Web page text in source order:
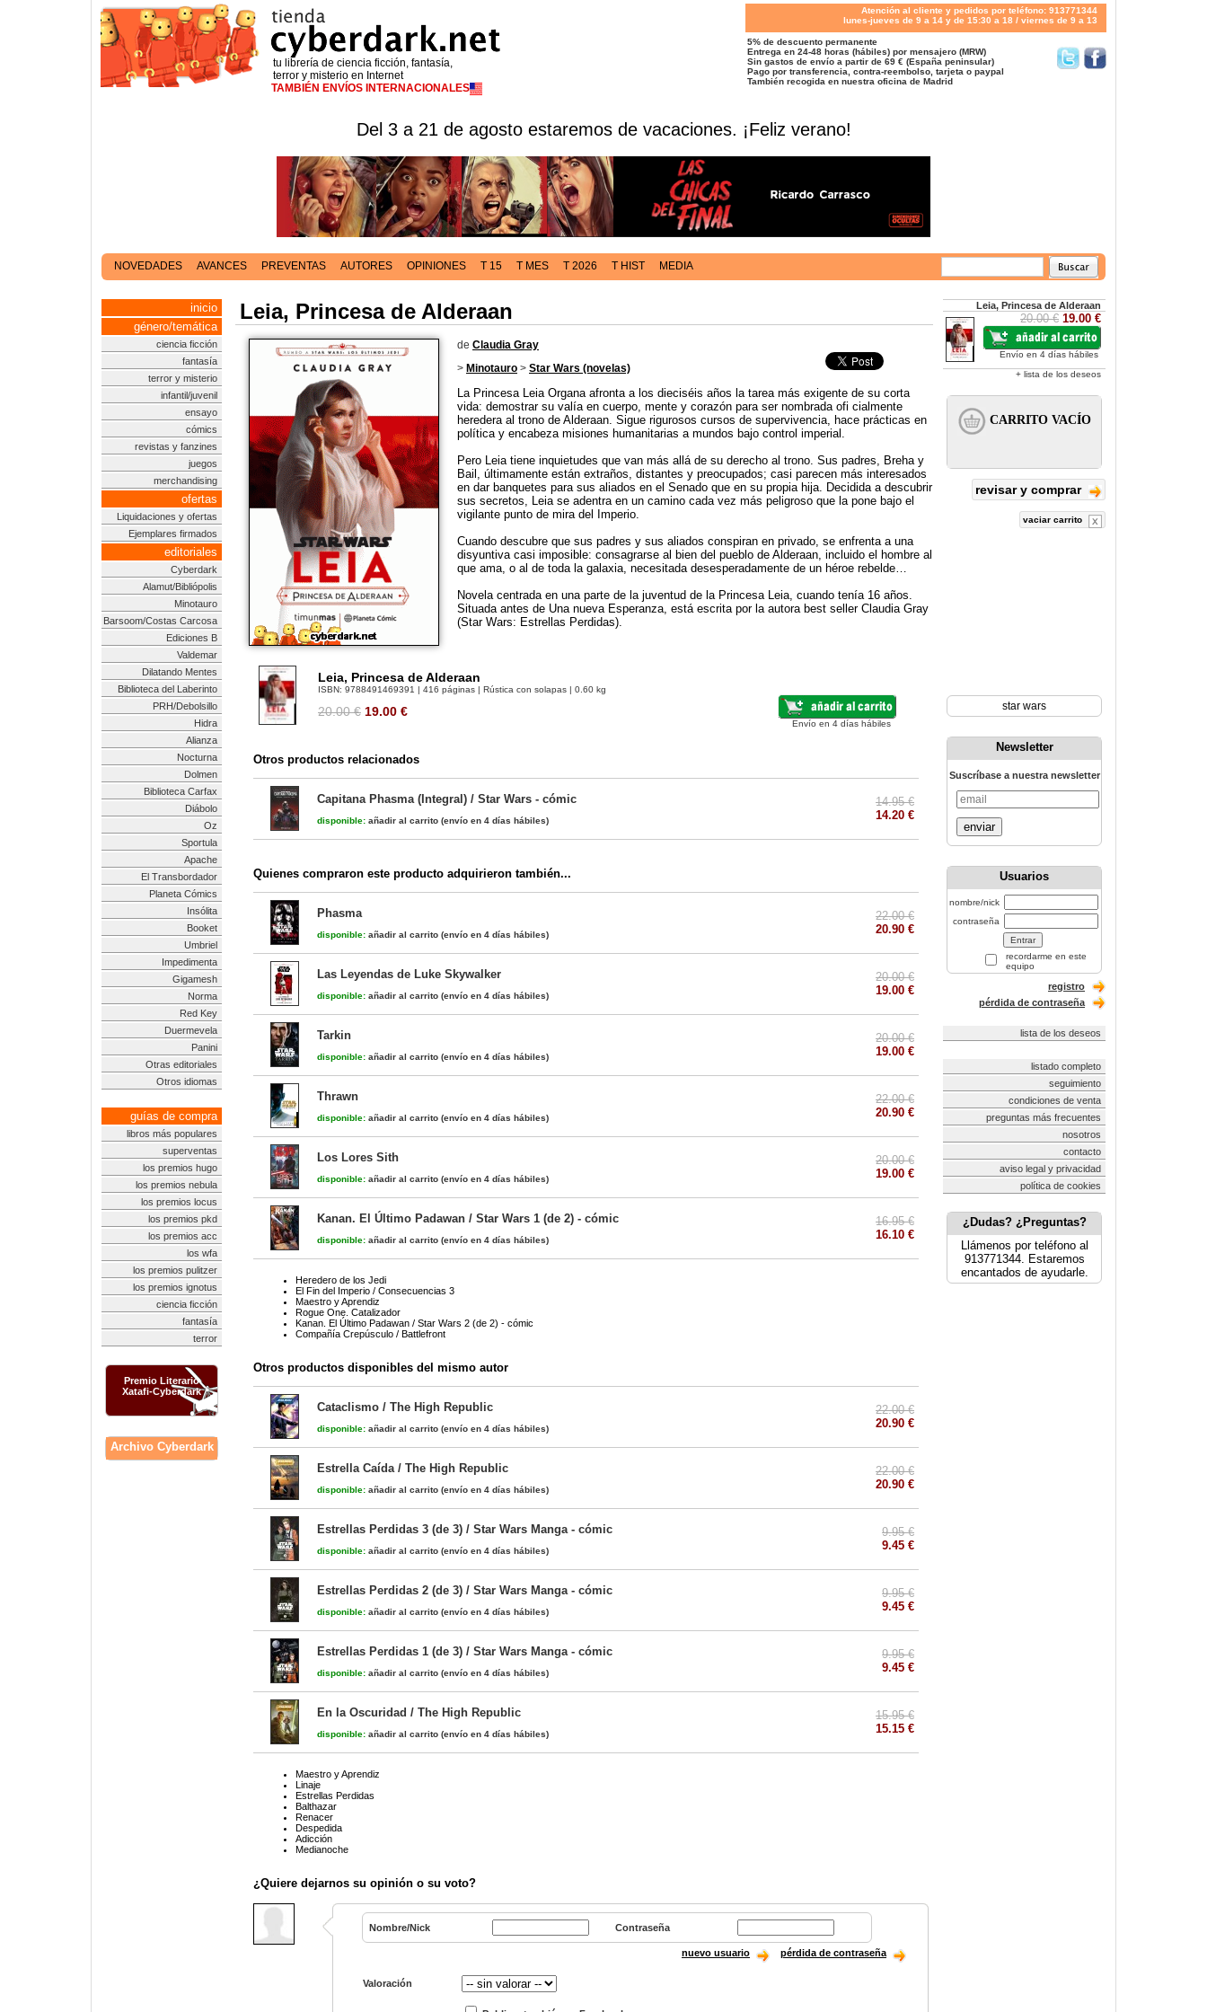
tu librería de ciencia ficción, fantasía,
terror y misterio en Internet
TAMBIÉN ENVÍOS INTERNACIONALES
Atención al cliente y pedidos por teléfono: 913771344
lunes-jueves de 9 a 14 y de 15:30 a 18 / viernes de 9 a 13
5% de descuento permanente
Entrega en 24-48 horas (hábiles) por mensajero (MRW)
Sin gastos de envío a partir de 69 € (España peninsular)
Pago por transferencia, contra-reembolso, tarjeta o paypal
También recogida en nuestra oficina de Madrid
Del 3 a 21 de agosto estaremos de vacaciones. ¡Feliz verano!
NOVEDADES AVANCES PREVENTAS AUTORES OPINIONES T 15 T MES T 2026 T HIST MEDIA
inicio
género/temática
ciencia ficción
fantasía
terror y misterio
infantil/juvenil
ensayo
cómics
revistas y fanzines
juegos
merchandising
ofertas
Liquidaciones y ofertas
Ejemplares firmados
editoriales
Cyberdark
Alamut/Bibliópolis
Minotauro
Barsoom/Costas Carcosa
Ediciones B
Valdemar
Dilatando Mentes
Biblioteca del Laberinto
PRH/Debolsillo
Hidra
Alianza
Nocturna
Dolmen
Biblioteca Carfax
Diábolo
Oz
Sportula
Apache
El Transbordador
Planeta Cómics
Insólita
Booket
Umbriel
Impedimenta
Gigamesh
Norma
Red Key
Duermevela
Panini
Otras editoriales
Otros idiomas
guías de compra
libros más populares
superventas
los premios hugo
los premios nebula
los premios locus
los premios pkd
los premios acc
los wfa
los premios pulitzer
los premios ignotus
ciencia ficción
fantasía
terror
Premio Literario
Xatafi-Cyberdark
Archivo Cyberdark
Leia, Princesa de Alderaan
de Claudia Gray
> Minotauro > Star Wars (novelas)
La Princesa Leia Organa afronta a los dieciséis años la tarea más exigente de su corta
vida: demostrar su valía en cuerpo, mente y corazón para ser nombrada ofi cialmente
heredera al trono de Alderaan. Sigue rigurosos cursos de supervivencia, hace prácticas en
política y encabeza misiones humanitarias a mundos bajo control imperial.
Pero Leia tiene inquietudes que van más allá de su derecho al trono. Sus padres, Breha y
Bail, últimamente están extraños, distantes y preocupados; casi parecen más interesados
en dar banquetes para sus aliados en el Senado que en su propia hija. Decidida a descubrir
sus secretos, Leia se adentra en un camino cada vez más peligroso que la pone bajo el
vigilante punto de mira del Imperio.
Cuando descubre que sus padres y sus aliados conspiran en privado, se enfrenta a una
disyuntiva casi imposible: consagrarse al bien del pueblo de Alderaan, incluido el hombre al
que ama, o al de toda la galaxia, necesitada desesperadamente de un héroe rebelde…
Novela centrada en una parte de la juventud de la Princesa Leia, cuando tenía 16 años.
Situada antes de Una nueva Esperanza, está escrita por la autora best seller Claudia Gray
(Star Wars: Estrellas Perdidas).
Leia, Princesa de Alderaan
ISBN: 9788491469391 | 416 páginas | Rústica con solapas | 0.60 kg
20.00 € 19.00 €
Envío en 4 días hábiles
Otros productos relacionados
Capitana Phasma (Integral) / Star Wars - cómic
disponible: añadir al carrito (envío en 4 días hábiles)
14.95 €
14.20 €
Quienes compraron este producto adquirieron también...
Phasma
disponible: añadir al carrito (envío en 4 días hábiles)
22.00 €
20.90 €
Las Leyendas de Luke Skywalker
disponible: añadir al carrito (envío en 4 días hábiles)
20.00 €
19.00 €
Tarkin
disponible: añadir al carrito (envío en 4 días hábiles)
20.00 €
19.00 €
Thrawn
disponible: añadir al carrito (envío en 4 días hábiles)
22.00 €
20.90 €
Los Lores Sith
disponible: añadir al carrito (envío en 4 días hábiles)
20.00 €
19.00 €
Kanan. El Último Padawan / Star Wars 1 (de 2) - cómic
disponible: añadir al carrito (envío en 4 días hábiles)
16.95 €
16.10 €
Heredero de los Jedi
El Fin del Imperio / Consecuencias 3
Maestro y Aprendiz
Rogue One. Catalizador
Kanan. El Último Padawan / Star Wars 2 (de 2) - cómic
Compañía Crepúsculo / Battlefront
Otros productos disponibles del mismo autor
Cataclismo / The High Republic
disponible: añadir al carrito (envío en 4 días hábiles)
22.00 €
20.90 €
Estrella Caída / The High Republic
disponible: añadir al carrito (envío en 4 días hábiles)
22.00 €
20.90 €
Estrellas Perdidas 3 (de 3) / Star Wars Manga - cómic
disponible: añadir al carrito (envío en 4 días hábiles)
9.95 €
9.45 €
Estrellas Perdidas 2 (de 3) / Star Wars Manga - cómic
disponible: añadir al carrito (envío en 4 días hábiles)
9.95 €
9.45 €
Estrellas Perdidas 1 (de 3) / Star Wars Manga - cómic
disponible: añadir al carrito (envío en 4 días hábiles)
9.95 €
9.45 €
En la Oscuridad / The High Republic
disponible: añadir al carrito (envío en 4 días hábiles)
15.95 €
15.15 €
Maestro y Aprendiz
Linaje
Estrellas Perdidas
Balthazar
Renacer
Despedida
Adicción
Medianoche
¿Quiere dejarnos su opinión o su voto?
Nombre/Nick Contraseña
nuevo usuario pérdida de contraseña
Valoración
Leia, Princesa de Alderaan
20.00 € 19.00 €
Envío en 4 días hábiles
+ lista de los deseos
revisar y comprar
vaciar carrito
star wars
Newsletter
Suscríbase a nuestra newsletter
enviar
Usuarios
nombre/nick
contraseña
recordarme en este
equipo
registro
pérdida de contraseña
lista de los deseos
listado completo
seguimiento
condiciones de venta
preguntas más frecuentes
nosotros
contacto
aviso legal y privacidad
política de cookies
¿Dudas? ¿Preguntas?
Llámenos por teléfono al
913771344. Estaremos
encantados de ayudarle.